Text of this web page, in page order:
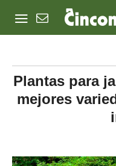
Plantas para
mejores